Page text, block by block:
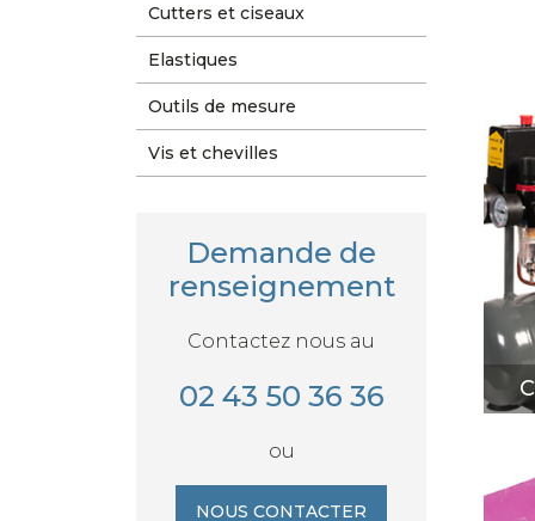
Cutters et ciseaux
Elastiques
Outils de mesure
Vis et chevilles
Demande de
renseignement
Contactez nous au
02 43 50 36 36
ou
NOUS CONTACTER